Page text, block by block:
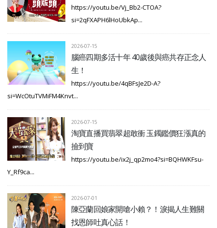
https://youtu.be/Vj_Bb2-CTOA?
si=2qFXAPH6lHoUbkAp...
2026-07-15
腦癌四期多活十年 40歲後與癌共存正念人
生！
https://youtu.be/4qBFsJe2D-A?
si=WcOtuTVMiFM4Knvt...
2026-07-15
淘寶直播買翡翠超敢衝 玉鐲鑑價狂漲真的
撿到寶
https://youtu.be/ix2j_qp2mo4?si=BQHWKFsu-
Y_Rf9ca...
2026-07-01
陳亞蘭回娘家開嗆小賴？！淚揭人生難關
找恩師吐真心話！